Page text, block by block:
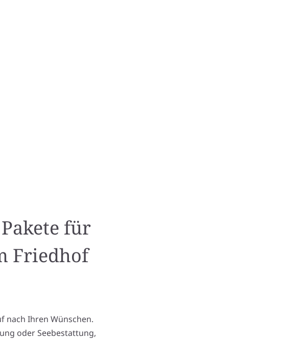
für
Friedhof
nach Ihren Wünschen.
oder Seebestattung,